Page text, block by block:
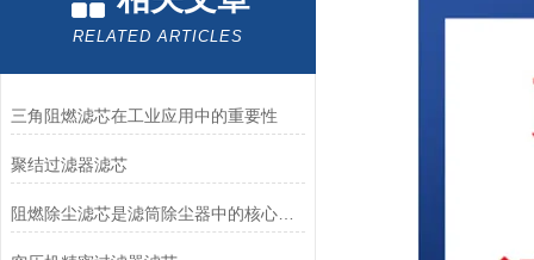
RELATED ARTICLES
三角阻燃滤芯在工业应用中的重要性
聚结过滤器滤芯
阻燃除尘滤芯是滤筒除尘器中的核心部件